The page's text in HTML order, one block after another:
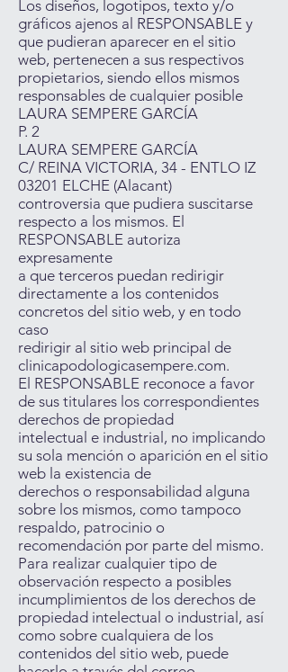
Los diseños, logotipos, texto y/o
gráficos ajenos al RESPONSABLE y
que pudieran aparecer en el sitio
web, pertenecen a sus respectivos
propietarios, siendo ellos mismos
responsables de cualquier posible
LAURA SEMPERE GARCÍA
P. 2
LAURA SEMPERE GARCÍA
C/ REINA VICTORIA, 34 - ENTLO IZ
03201 ELCHE (Alacant)
controversia que pudiera suscitarse
respecto a los mismos. El
RESPONSABLE autoriza
expresamente
a que terceros puedan redirigir
directamente a los contenidos
concretos del sitio web, y en todo
caso
redirigir al sitio web principal de
clinicapodologicasempere.com.
El RESPONSABLE reconoce a favor
de sus titulares los correspondientes
derechos de propiedad
intelectual e industrial, no implicando
su sola mención o aparición en el sitio
web la existencia de
derechos o responsabilidad alguna
sobre los mismos, como tampoco
respaldo, patrocinio o
recomendación por parte del mismo.
Para realizar cualquier tipo de
observación respecto a posibles
incumplimientos de los derechos de
propiedad intelectual o industrial, así
como sobre cualquiera de los
contenidos del sitio web, puede